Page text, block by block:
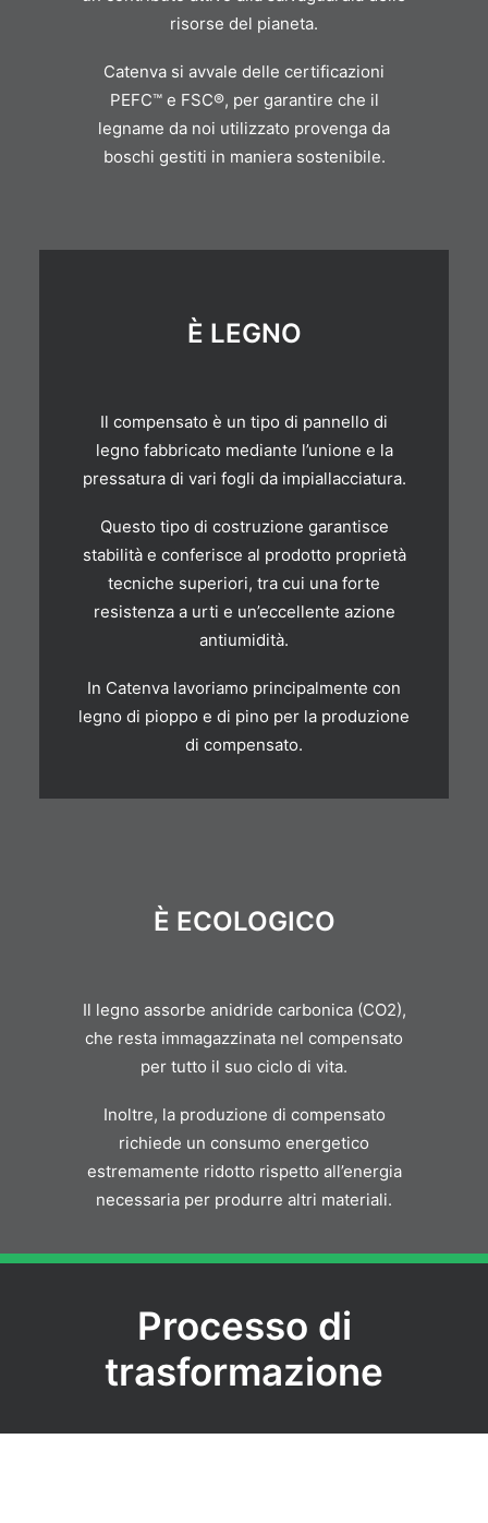
risorse del pianeta.
Catenva si avvale delle certificazioni
PEFC™ e FSC®, per garantire che il
legname da noi utilizzato provenga da
boschi gestiti in maniera sostenibile.
È LEGNO
Il compensato è un tipo di pannello di
legno fabbricato mediante l’unione e la
pressatura di vari fogli da impiallacciatura.
Questo tipo di costruzione garantisce
stabilità e conferisce al prodotto proprietà
tecniche superiori, tra cui una forte
resistenza a urti e un’eccellente azione
antiumidità.
In Catenva lavoriamo principalmente con
legno di pioppo e di pino per la produzione
di compensato.
È ECOLOGICO
Il legno assorbe anidride carbonica (CO2),
che resta immagazzinata nel compensato
per tutto il suo ciclo di vita.
Inoltre, la produzione di compensato
richiede un consumo energetico
estremamente ridotto rispetto all’energia
necessaria per produrre altri materiali.
Processo di
trasformazione